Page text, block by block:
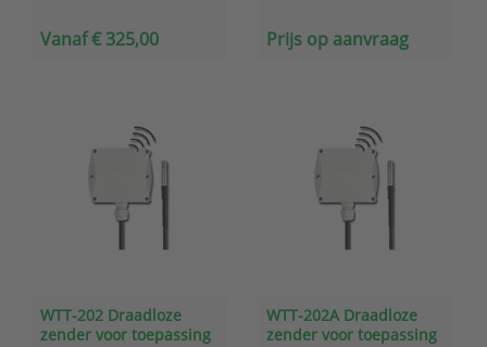
omgevingsmonitoring.
Vanaf € 325,00 Prijs op aanvraag
WTT-202 Draadloze
zender voor toepassing
WTT-202A Draadloze
zender voor toepassing